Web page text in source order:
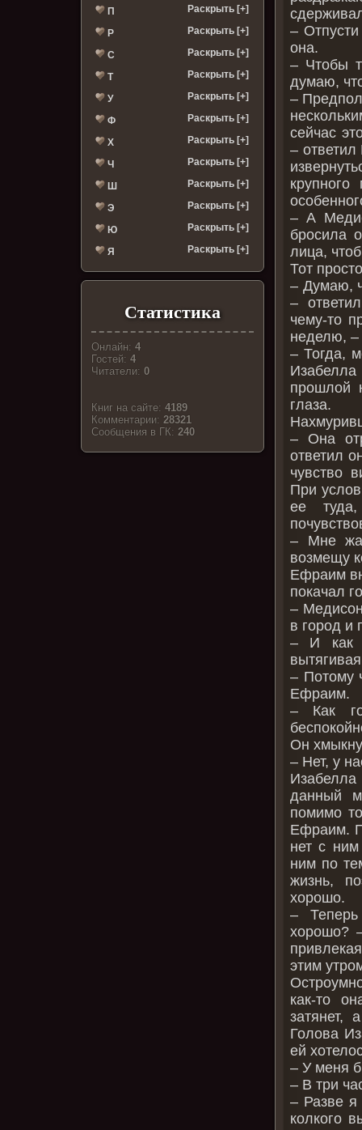
П Раскрыть [+]
Р Раскрыть [+]
С Раскрыть [+]
Т Раскрыть [+]
У Раскрыть [+]
Ф Раскрыть [+]
Х Раскрыть [+]
Ч Раскрыть [+]
Ш Раскрыть [+]
Э Раскрыть [+]
Ю Раскрыть [+]
Я Раскрыть [+]
Статистика
Онлайн:4
Гостей:4
Читатели:0
Книг на сайте:4189
Комментарии:28321
Cообщения в ГК:240
–
она.
– Чтобы
думаю,
–
сейчас
–
– А
бросила
лица,
Тот
– Думаю,
–
чему-то
неделю, –
– Тогда,
Изабелла
прошлой
глаза.
– Она
ответил
чувство
При
ее
– Мне
возмещу
Ефраим
покачал
–
в город и
– И как
– Потому
Ефраим.
– Как
Он
– Нет, у
данный
помимо
Ефраим.
нет с
ним по
жизнь,
хорошо.
–
хорошо?
этим
как-то
затянет,
Голова
ей
– У меня
– В три
– Разве я
колкого